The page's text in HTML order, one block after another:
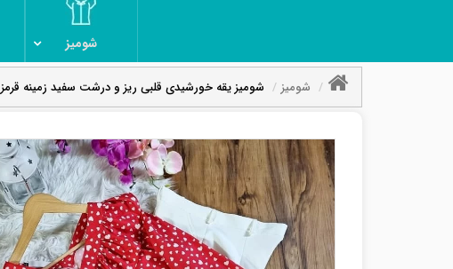
شومیز
شومیز شومیز یقه خورشیدی قلبی ریز و درشت سفید زمینه قرمز